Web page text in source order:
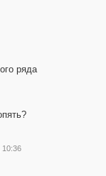
ряда
10:36